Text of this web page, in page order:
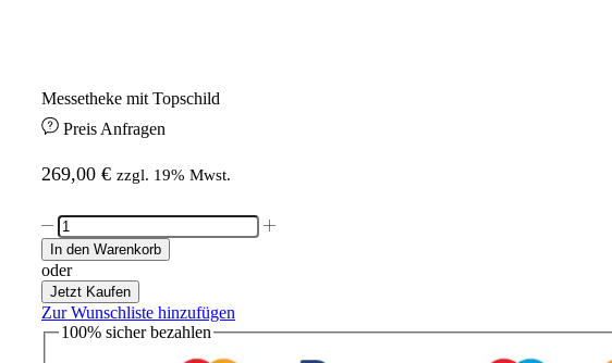
Messetheke mit Topschild
Preis Anfragen
269,00 € zzgl. 19% Mwst.
Messetheke
mit
Topschild
Menge
In den Warenkorb
oder
Jetzt Kaufen
Zur Wunschliste hinzufügen
100% sicherbezahlen